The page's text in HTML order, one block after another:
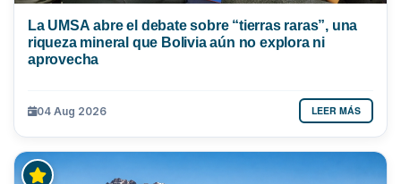
La UMSA abre el debate sobre “tierras raras”, una
riqueza mineral que Bolivia aún no explora ni
aprovecha
04 Aug 2026 LEER MÁS